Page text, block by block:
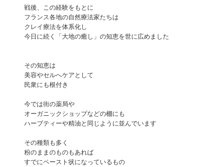
戦後、この経験をもとに
フランス各地の自然療法家たちは
クレイ療法を体系化し
今日に続く「大地の癒し」の知恵を世に広めました
その知恵は
美容やセルへケアとして
民衆にも根付き
今では街の薬局や
オーガニックショップなどの棚にも
ハーブティーや精油と同じように並んでいます
その種類も多く
粉のままのものもあれば
すでにペースト状になっているもの